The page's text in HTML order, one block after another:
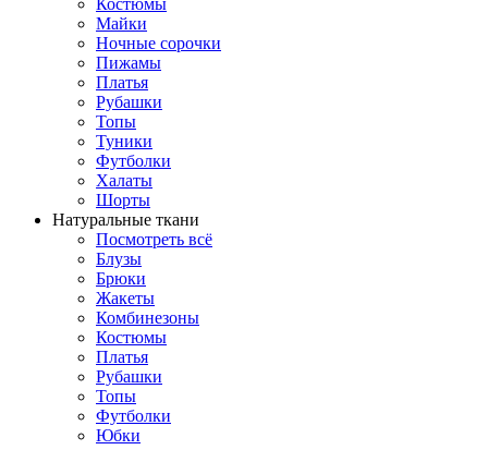
Майки
Ночные сорочки
Пижамы
Платья
Рубашки
Топы
Туники
Футболки
Халаты
Шорты
Натуральные ткани
Посмотреть всё
Блузы
Брюки
Жакеты
Комбинезоны
Костюмы
Платья
Рубашки
Топы
Футболки
Юбки